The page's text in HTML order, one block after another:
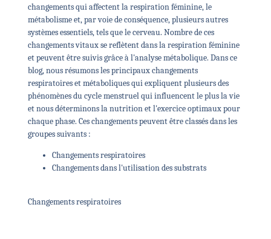
changements qui affectent la respiration féminine, le
métabolisme et, par voie de conséquence, plusieurs autres
systèmes essentiels, tels que le cerveau. Nombre de ces
changements vitaux se reflètent dans la respiration féminine
et peuvent être suivis grâce à l'analyse métabolique. Dans ce
blog, nous résumons les principaux changements
respiratoires et métaboliques qui expliquent plusieurs des
phénomènes du cycle menstruel qui influencent le plus la vie
et nous déterminons la nutrition et l'exercice optimaux pour
chaque phase. Ces changements peuvent être classés dans les
groupes suivants :
Changements respiratoires
Changements dans l'utilisation des substrats
Changements respiratoires